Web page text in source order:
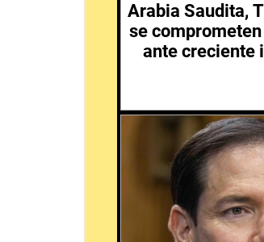
Arabia Saudita,
se
ante creciente